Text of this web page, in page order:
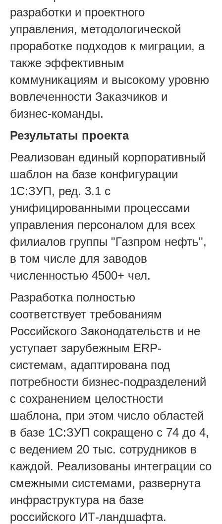
разработки и проектного
управления, методологической
проработке подходов к миграции, а
также эффективным
коммуникациям и высокому уровню
вовлеченности Заказчиков и
бизнес-команды.
Результаты проекта
Реализован единый корпоративный
шаблон на базе конфигурации
1С:ЗУП, ред. 3.1 с
унифицированными процессами
управления персоналом для всех
филиалов группы "Газпром нефть",
в том числе для заводов
численностью 4500+ чел.
Разработка полностью
соответствует требованиям
Российского Законодательств и не
уступает зарубежным ERP-
cистемам, адаптированапод
потребности бизнес-подразделений
с сохранением целостности
шаблона, при этом число областей
в базе 1С:ЗУП сокращено с 74 до 4,
с ведением 20 тыс. сотрудников в
каждой. Реализованы интеграции со
смежными системами, развернута
инфраструктура на базе
российского ИТ-ландшафта.